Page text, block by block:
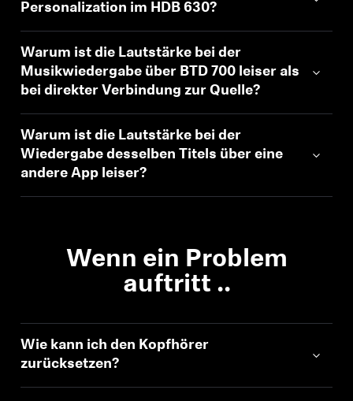
Personalization im HDB 630?
Warum ist die Lautstärke bei der
Musikwiedergabe über BTD 700 leiser als
bei direkter Verbindung zur Quelle?
Warum ist die Lautstärke bei der
Wiedergabe desselben Titels über eine
andere App leiser?
Wenn ein Problem
auftritt ..
Wie kann ich den Kopfhörer
zurücksetzen?
Anmeldung erforderlich
Melden Sie sich bei Ihrem Konto an, um
Login